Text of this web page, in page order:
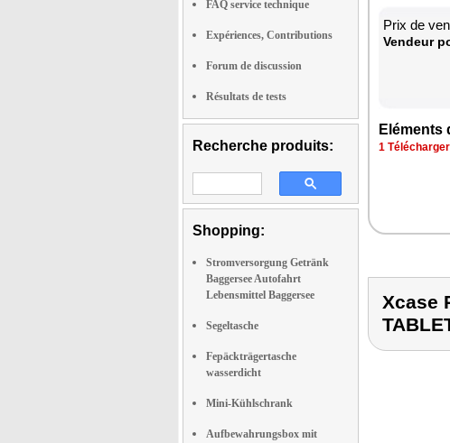
FAQ service technique
Expériences, Contributions
Forum de discussion
Résultats de tests
Recherche produits:
Shopping:
Stromversorgung Getränk
Baggersee Autofahrt
Lebensmittel Baggersee
Segeltasche
Fepäckträgertasche
wasserdicht
Mini-Kühlschrank
Aufbewahrungsbox mit
Prix de
Vendeur
Eléments
1
Xcase